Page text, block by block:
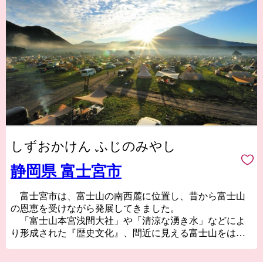
しずおかけん ふじのみやし
静岡県 富士宮市
富士宮市は、富士山の南西麓に位置し、昔から富士山
の恩恵を受けながら発展してきました。
「富士山本宮浅間大社」や「清涼な湧き水」などによ
り形成された『歴史文化』、間近に見える富士山をはじ